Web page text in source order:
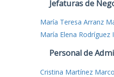
Jefaturas de
María Teresa Arranz
María Elena Rodríguez
Personal de
Cristina Martínez